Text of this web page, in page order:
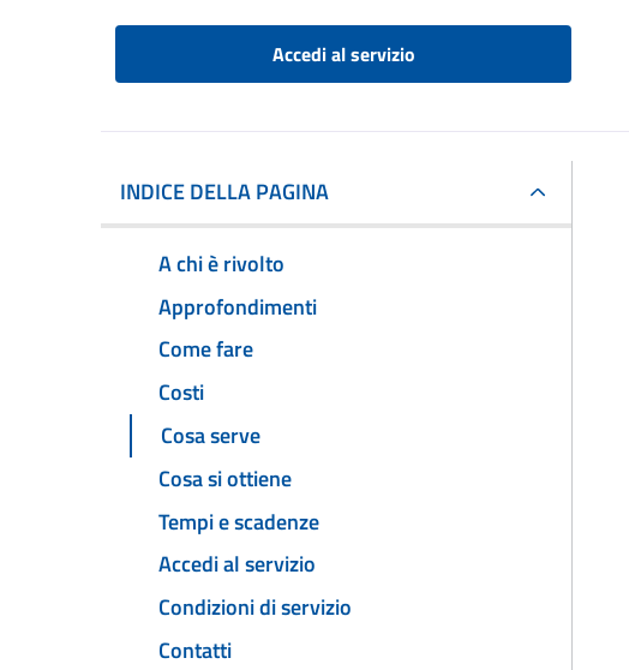
Accedi al servizio
INDICE DELLA PAGINA
A chi è rivolto
Approfondimenti
Come fare
Costi
Cosa serve
Cosa si ottiene
Tempi e scadenze
Accedi al servizio
Condizioni di servizio
Contatti